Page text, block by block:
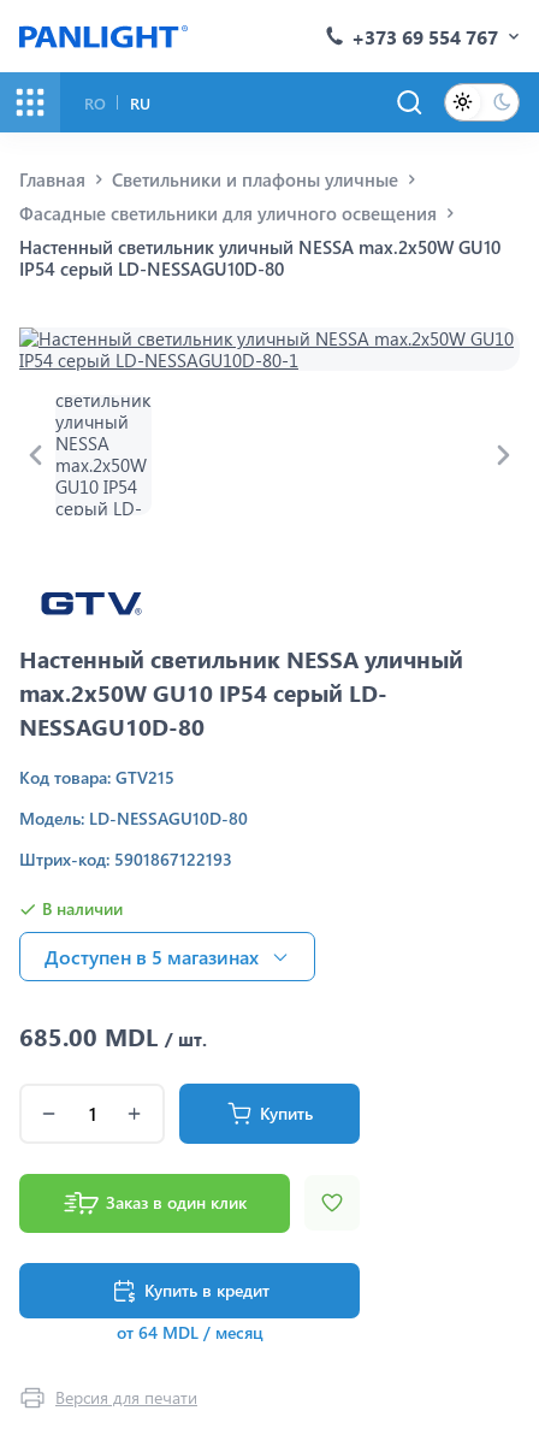
+373 69 554 767
RO RU
Главная
Светильники и плафоны уличные
Фасадные светильники для уличного освещения
Настенный светильник уличный NESSA max.2x50W GU10
IP54 серый LD-NESSAGU10D-80
Настенный светильник NESSA уличный
max.2x50W GU10 IP54 серый LD-
NESSAGU10D-80
Код товара: GTV215
Модель: LD-NESSAGU10D-80
Штрих-код: 5901867122193
В наличии
Доступен в 5 магазинах
685.00 MDL / шт.
Купить
Заказ в один клик
Купить в кредит
от 64 MDL / месяц
Версия для печати